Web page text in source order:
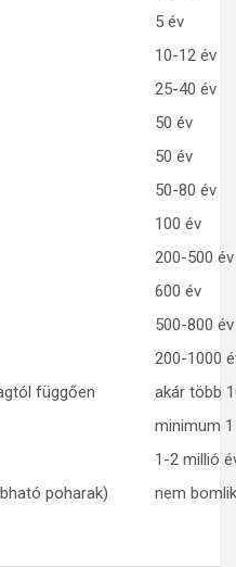
5 év
10-12 év
25-40 év
50 év
50 év
50-80 év
100 év
200-500 év
600 év
500-800 év
200-1000
függően
akár több
minimum
1-2 millió
poharak)
nem